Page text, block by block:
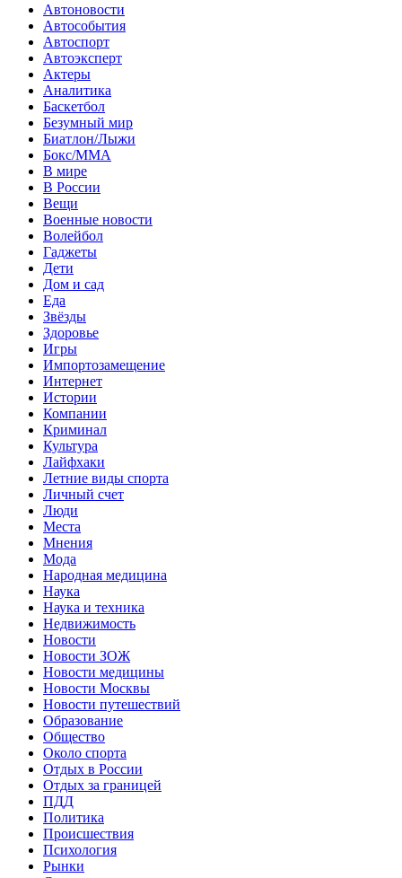
Автоновости
Автособытия
Автоспорт
Автоэксперт
Актеры
Аналитика
Баскетбол
Безумный мир
Биатлон/Лыжи
Бокс/MMA
В мире
В России
Вещи
Военные новости
Волейбол
Гаджеты
Дети
Дом и сад
Еда
Звёзды
Здоровье
Игры
Импортозамещение
Интернет
Истории
Компании
Криминал
Культура
Лайфхаки
Летние виды спорта
Личный счет
Люди
Места
Мнения
Мода
Народная медицина
Наука
Наука и техника
Недвижимость
Новости
Новости ЗОЖ
Новости медицины
Новости Москвы
Новости путешествий
Образование
Общество
Около спорта
Отдых в России
Отдых за границей
ПДД
Политика
Происшествия
Психология
Рынки